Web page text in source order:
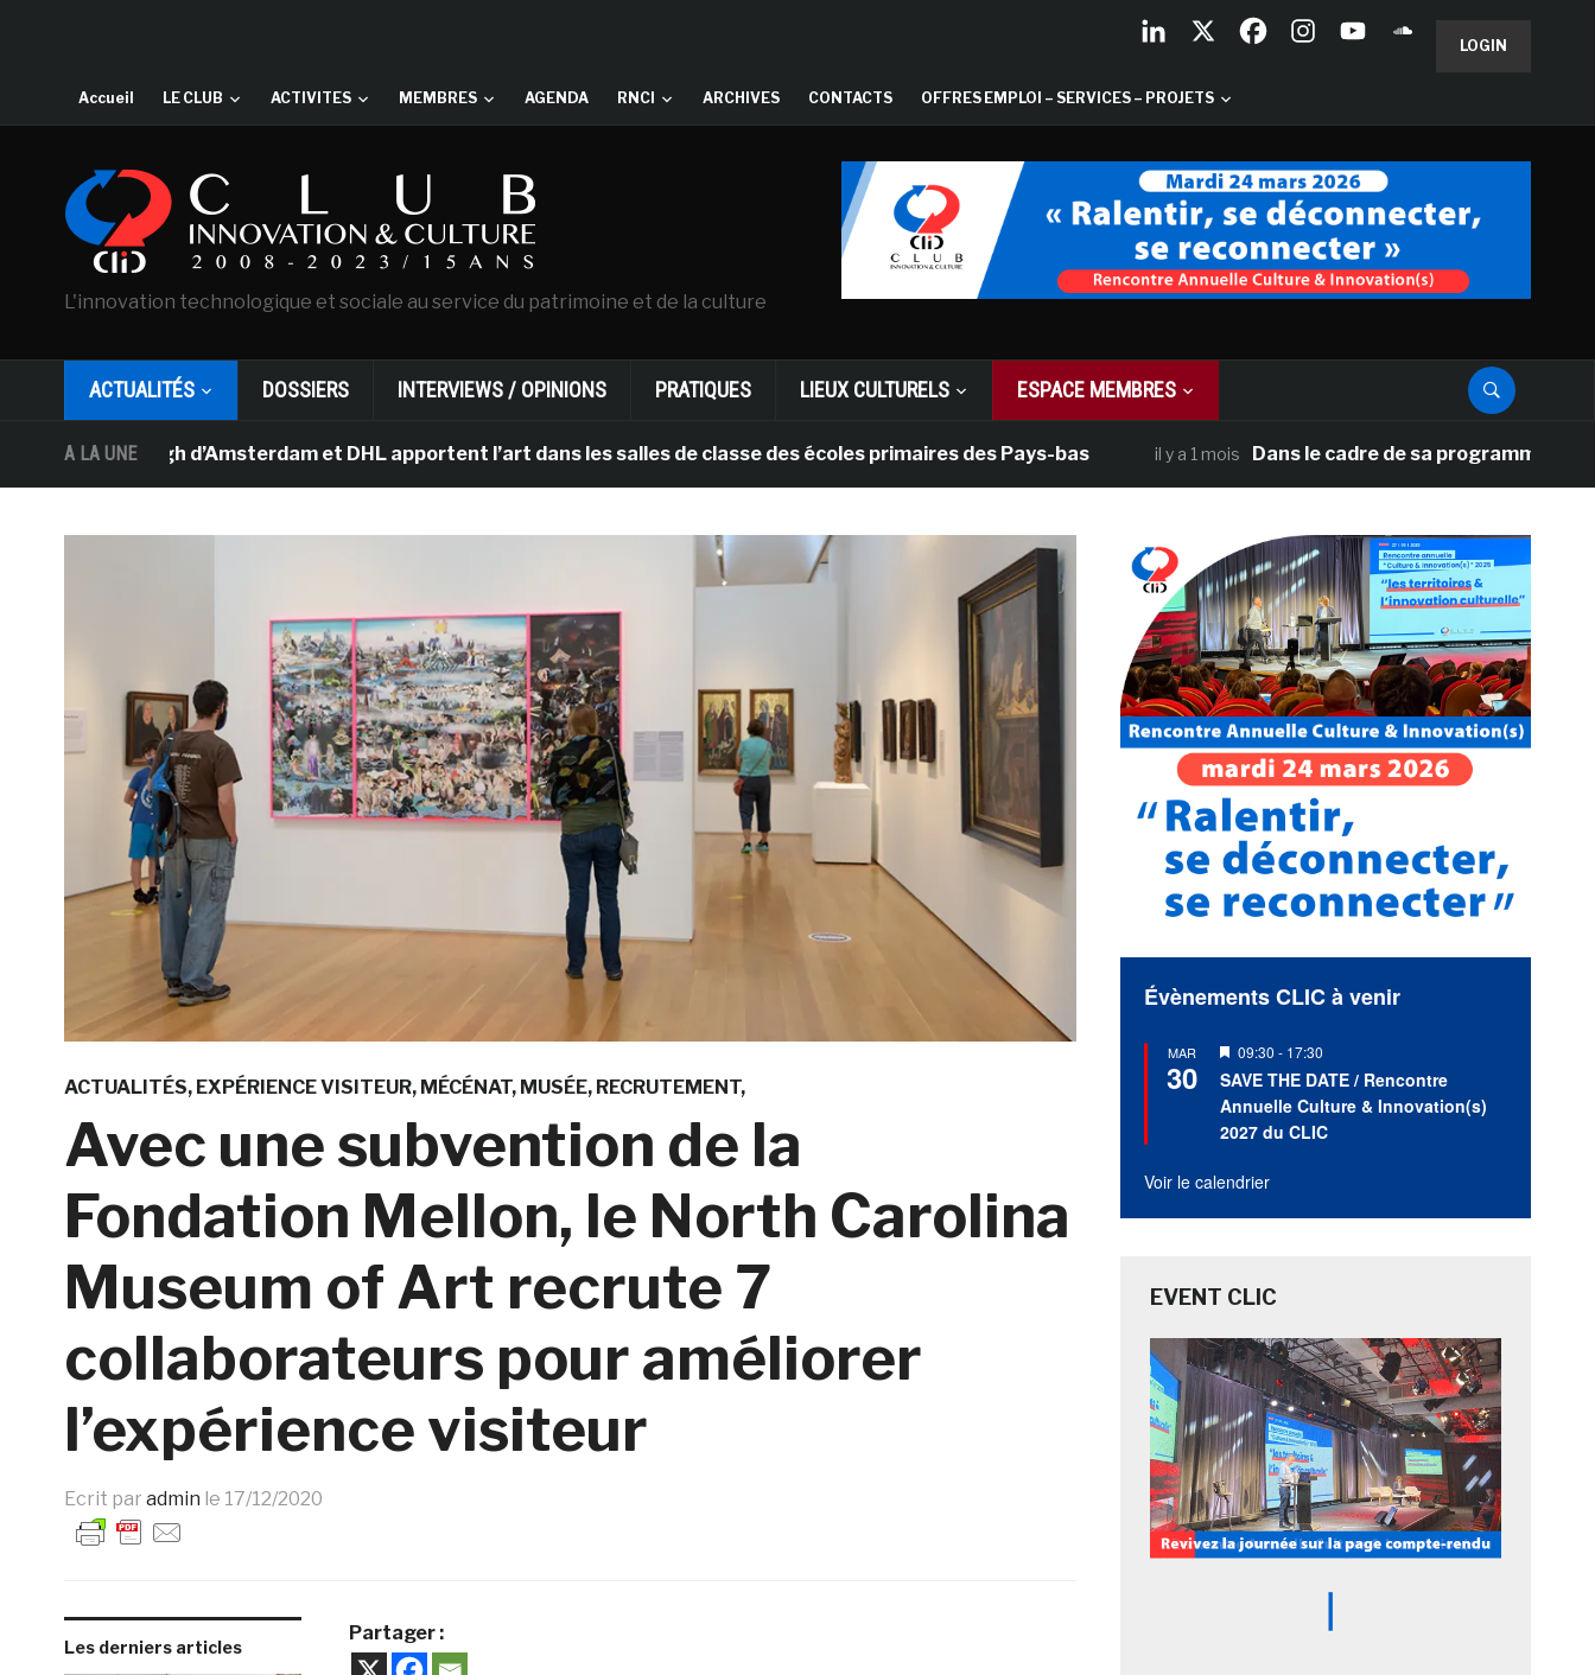
LOGIN
Accueil LE CLUB ACTIVITES MEMBRES AGENDA RNCI ARCHIVES CONTACTS OFFRES EMPLOI – SERVICES – PROJETS
L'innovation technologique et sociale au service du patrimoine et de la culture
ACTUALITÉS DOSSIERS INTERVIEWS / OPINIONS PRATIQUES LIEUX CULTURELS ESPACE MEMBRES
A LA UNE
Van Gogh d’Amsterdam et DHL apportent l’art dans les salles de classe des écoles primaires des Pays-bas il y a 1 mois Dans le cadre de sa programmation
ACTUALITÉS EXPÉRIENCE VISITEUR MÉCÉNAT MUSÉE RECRUTEMENT
Avec une subvention de la
Fondation Mellon, le North Carolina
Museum of Art recrute 7
collaborateurs pour améliorer
l’expérience visiteur
Ecrit par admin le 17/12/2020
Les derniers articles
Partager :
Évènements CLIC à venir
MAR
30
Mis
en
avant
09:30 - 17:30
SAVE THE DATE / Rencontre
Annuelle Culture & Innovation(s)
2027 du CLIC
Voir le calendrier
EVENT CLIC